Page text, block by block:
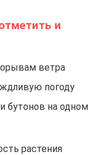
и
ветра
погоду
бутонов на одном
растения